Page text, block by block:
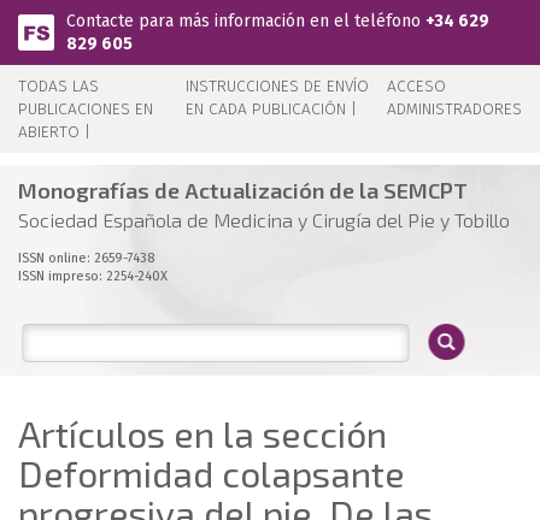
Pasar al contenido principal
Contacte para más información en el teléfono +34 629
829 605
TODAS LAS
PUBLICACIONES EN
ABIERTO |
INSTRUCCIONES DE ENVÍO
EN CADA PUBLICACIÓN |
ACCESO
ADMINISTRADORES
Monografías de Actualización de la SEMCPT
Sociedad Española de Medicina y Cirugía del Pie y Tobillo
ISSN online: 2659-7438
ISSN impreso: 2254-240X
Artículos en la sección
Deformidad colapsante